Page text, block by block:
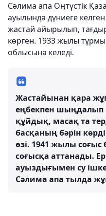
Сәлима апа Оңтүстік
ауылында дүниеге
жастай айырылып,
көрген. 1933 жылы
облысына келеді.
Жастайынан қара
еңбекпен шыңдалып
құйдық, масақ та
басқаның бәрін
өзі. 1941 жылы
соғысқа аттанады.
ауыздығымен су
Сәлима апа тылда